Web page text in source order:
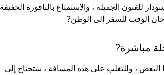
للفنون الجميلة ، والاستمتاع بالنافورة الخفيفة
الوقت للسفر إلى الوطن?
مباشرة?
على بعد 2000 كم من بعضها البعض ، وللتغلب على هذه المسافة ، ستحتاج إلى